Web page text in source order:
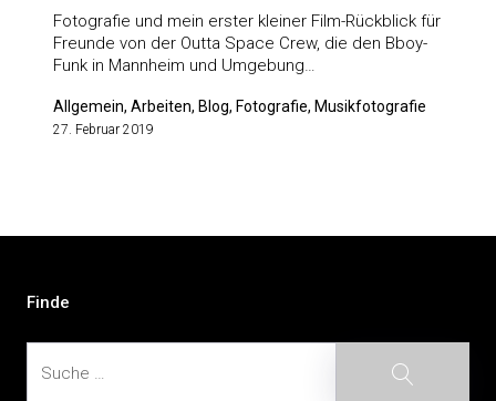
Fotografie und mein erster kleiner Film-Rückblick für
Freunde von der Outta Space Crew, die den Bboy-
Funk in Mannheim und Umgebung…
Allgemein, Arbeiten, Blog, Fotografie, Musikfotografie
27. Februar 2019
Finde
Suche